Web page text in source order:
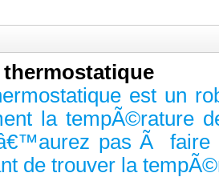
est un
la tempÃ©rature
pas Ã faire
de trouver la